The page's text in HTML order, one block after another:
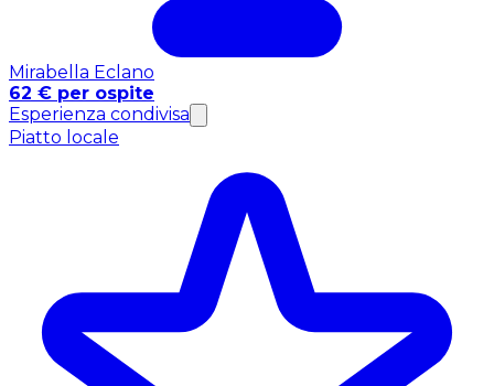
Mirabella Eclano
62 € per ospite
Esperienza condivisa
Piatto locale